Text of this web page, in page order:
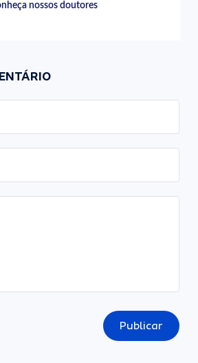
nossos doutores
Publicar